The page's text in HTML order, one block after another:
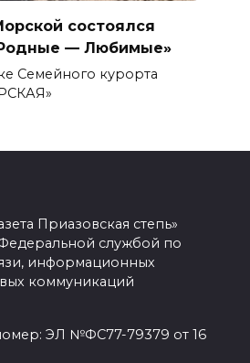
состоялся
— Любимые»
Семейного курорта
Приазовская степь»
службой по
информационных
коммуникаций
ЭЛ №ФС77-79379 от 16